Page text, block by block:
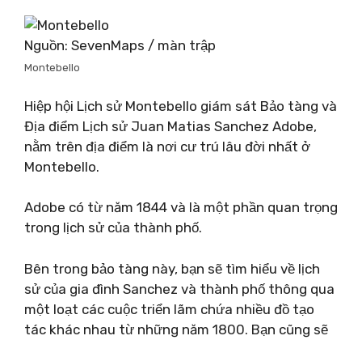
Nguồn: SevenMaps / màn trập
Montebello
Hiệp hội Lịch sử Montebello giám sát Bảo tàng và
Địa điểm Lịch sử Juan Matias Sanchez Adobe,
nằm trên địa điểm là nơi cư trú lâu đời nhất ở
Montebello.
Adobe có từ năm 1844 và là một phần quan trọng
trong lịch sử của thành phố.
Bên trong bảo tàng này, bạn sẽ tìm hiểu về lịch
sử của gia đình Sanchez và thành phố thông qua
một loạt các cuộc triển lãm chứa nhiều đồ tạo
tác khác nhau từ những năm 1800. Bạn cũng sẽ